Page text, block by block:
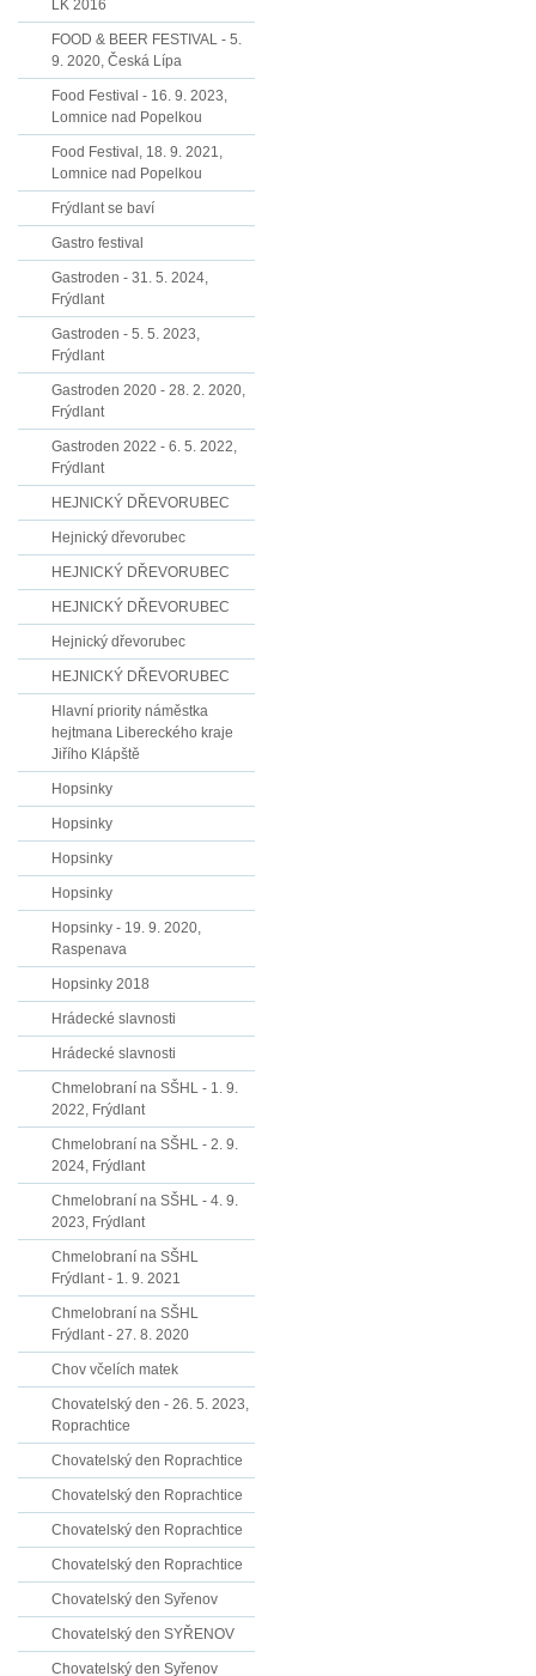
LK 2016
FOOD & BEER FESTIVAL - 5.
9. 2020, Česká Lípa
Food Festival - 16. 9. 2023,
Lomnice nad Popelkou
Food Festival, 18. 9. 2021,
Lomnice nad Popelkou
Frýdlant se baví
Gastro festival
Gastroden - 31. 5. 2024,
Frýdlant
Gastroden - 5. 5. 2023,
Frýdlant
Gastroden 2020 - 28. 2. 2020,
Frýdlant
Gastroden 2022 - 6. 5. 2022,
Frýdlant
HEJNICKÝ DŘEVORUBEC
Hejnický dřevorubec
HEJNICKÝ DŘEVORUBEC
HEJNICKÝ DŘEVORUBEC
Hejnický dřevorubec
HEJNICKÝ DŘEVORUBEC
Hlavní priority náměstka
hejtmana Libereckého kraje
Jiřího Klápště
Hopsinky
Hopsinky
Hopsinky
Hopsinky
Hopsinky - 19. 9. 2020,
Raspenava
Hopsinky 2018
Hrádecké slavnosti
Hrádecké slavnosti
Chmelobraní na SŠHL - 1. 9.
2022, Frýdlant
Chmelobraní na SŠHL - 2. 9.
2024, Frýdlant
Chmelobraní na SŠHL - 4. 9.
2023, Frýdlant
Chmelobraní na SŠHL
Frýdlant - 1. 9. 2021
Chmelobraní na SŠHL
Frýdlant - 27. 8. 2020
Chov včelích matek
Chovatelský den - 26. 5. 2023,
Roprachtice
Chovatelský den Roprachtice
Chovatelský den Roprachtice
Chovatelský den Roprachtice
Chovatelský den Roprachtice
Chovatelský den Syřenov
Chovatelský den SYŘENOV
Chovatelský den Syřenov